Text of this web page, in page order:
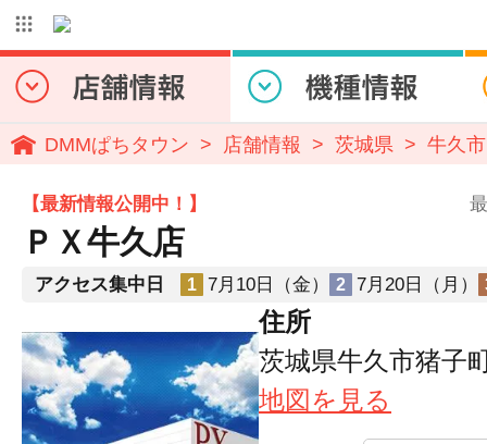
DMMぱちタウン 店舗情報 茨城県 牛久市
【最新情報公開中！】
ＰＸ牛久店
アクセス集中日 1 7月10日（金） 2 7月20日（月）
住所
茨城県牛久市猪子
地図を見る